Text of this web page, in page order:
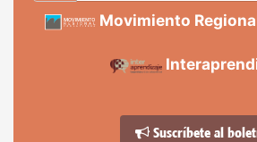
Movimiento
Suscríbete al